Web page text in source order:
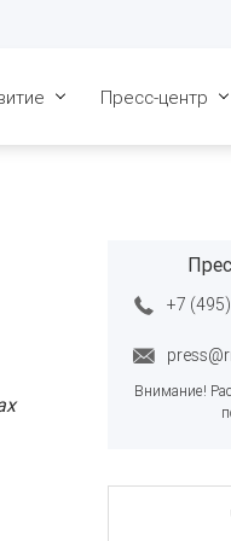
Инфраструктура
Общественные слушания
г.
Пресс-центр
Фотогалерея
+7
Внимание!